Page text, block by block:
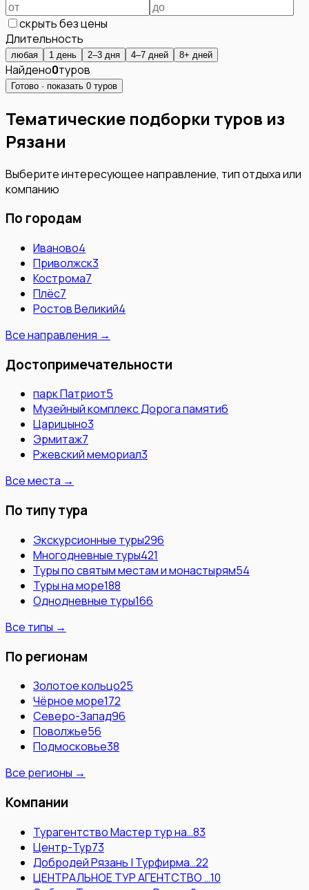
скрыть без цены
Длительность
любая 1 день 2–3 дня 4–7 дней 8+ дней
Найдено0туров
Готово · показать 0 туров
Тематические подборки туров из
Рязани
Выберите интересующее направление, тип отдыха или
компанию
По городам
Иваново4
Приволжск3
Кострома7
Плёс7
Ростов Великий4
Все направления →
Достопримечательности
парк Патриот5
Музейный комплекс Дорога памяти6
Царицыно3
Эрмитаж7
Ржевский мемориал3
Все места →
По типу тура
Экскурсионные туры296
Многодневные туры421
Туры по святым местам и монастырям54
Туры на море188
Однодневные туры166
Все типы →
По регионам
Золотое кольцо25
Чёрное море172
Северо-Запад96
Поволжье56
Подмосковье38
Все регионы →
Компании
Турагентство Мастер тур на…83
Центр-Тур73
Добродей Рязань | Турфирма…22
ЦЕНТРАЛЬНОЕ ТУР АГЕНТСТВО …10